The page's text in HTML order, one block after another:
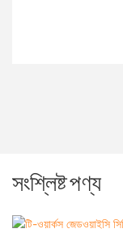
সংশ্লিষ্ট পণ্য